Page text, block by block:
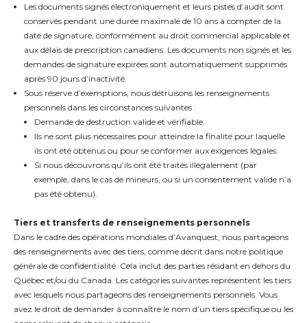
Les documents signés électroniquement et leurs pistes d’audit sont
conservés pendant une durée maximale de 10 ans à compter de la
date de signature, conformément au droit commercial applicable et
aux délais de prescription canadiens. Les documents non signés et les
demandes de signature expirées sont automatiquement supprimés
après 90 jours d’inactivité.
Sous réserve d’exemptions, nous détruisons les renseignements
personnels dans les circonstances suivantes :
Demande de destruction valide et vérifiable.
Ils ne sont plus nécessaires pour atteindre la finalité pour laquelle
ils ont été obtenus ou pour se conformer aux exigences légales.
Si nous découvrons qu’ils ont été traités illégalement (par
exemple, dans le cas de mineurs, ou si un consentement valide n’a
pas été obtenu).
Tiers et transferts de renseignements personnels
Dans le cadre des opérations mondiales d’Avanquest, nous partageons
des renseignements avec des tiers, comme décrit dans notre politique
générale de confidentialité. Cela inclut des parties résidant en dehors du
Québec et/ou du Canada. Les catégories suivantes représentent les tiers
avec lesquels nous partageons des renseignements personnels. Vous
avez le droit de demander à connaître le nom d’un tiers spécifique ou les